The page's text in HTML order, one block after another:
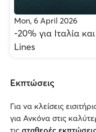
Mon, 6 April 2026
-20% για Ιταλία
Lines
Εκπτώσεις
Για να κλείσεις
για Ανκόνα στις
τις σταθερές